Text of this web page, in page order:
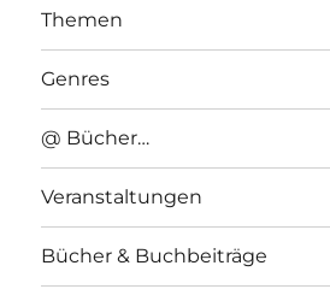
Themen
Genres
@ Bücher…
Veranstaltungen
Bücher & Buchbeiträge